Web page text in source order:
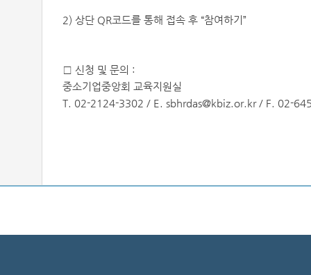
2) 상단 QR코드를 통해 접속 후 “참여하기”
□ 신청 및 문의 :
중소기업중앙회 교육지원실
T. 02-2124-3302 / E. sbhrdas@kbiz.or.kr / F. 02-